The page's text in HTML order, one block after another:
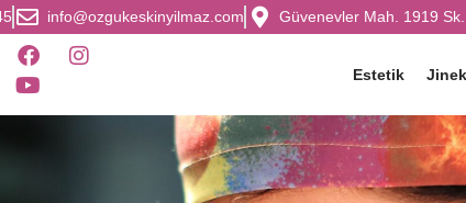
info@ozgukeskinyilmaz.com Güvenevler Mah. 1919
Estetik